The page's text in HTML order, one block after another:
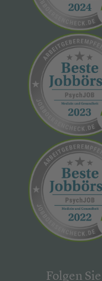
Folgen